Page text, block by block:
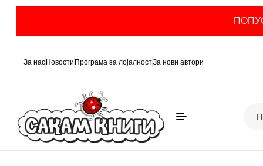
За нас Новости Програма за лојалностЗа нови автори